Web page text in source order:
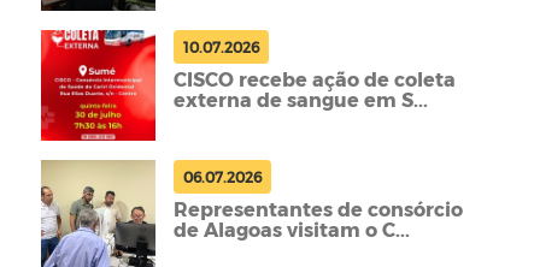
10.07.2026
CISCO recebe ação de coleta
externa de sangue em S...
06.07.2026
Representantes de consórcio
de Alagoas visitam o C...